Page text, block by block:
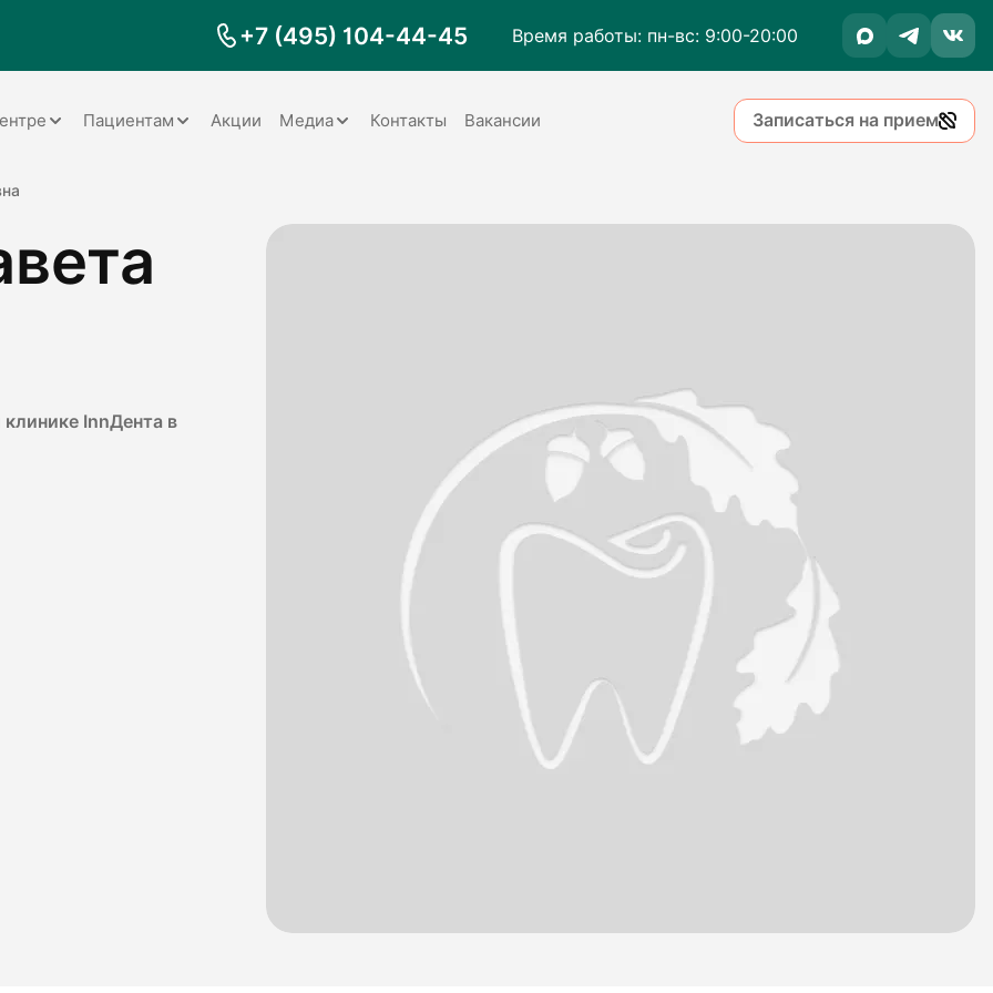
+7 (495) 104-44-45 Время работы: пн-вс: 9:00-20:00
оборудование
Пациентам
Запрос справки на налоговый
вычет
Акции Медиа Контакты Вакансии Записаться на прием
InnДента в